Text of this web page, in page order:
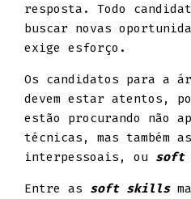
resposta. Todo
buscar novas
exige esforço.
Os candidatos para a
devem estar atentos,
estão procurando não
técnicas, mas também
interpessoais, ou
soft
Entre as soft skills